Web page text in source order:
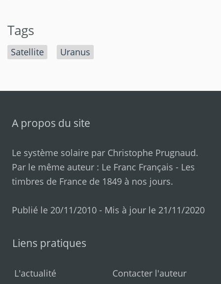
Tags
Satellite Uranus
A propos du site
Le système solaire par Christophe Prugnaud.
Par le même auteur : Le Franc Français - Les
timbres de France de 1849 à nos jours.
Publié le 20/11/2010 - Mis à jour le 21/11/2020
Liens pratiques
L'actualité
Contacter l'auteur